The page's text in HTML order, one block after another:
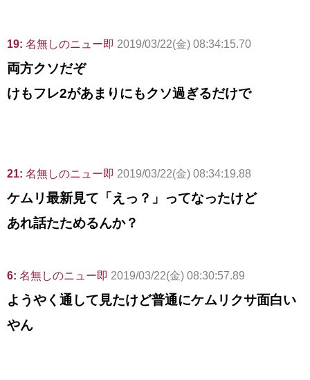
19: 名無しのニュー即 2019/03/22(金) 08:34:15.70
両方クソだぞ
けもフレ2があまりにもクソ過ぎるだけで
21: 名無しのニュー即 2019/03/22(金) 08:34:19.88
ケムリ最新見て「えっ？」ってなったけど
あれ話たためるんか？
6: 名無しのニュー即 2019/03/22(金) 08:30:57.89
ようやく通して見たけど普通にケムリクサ面白い
やん